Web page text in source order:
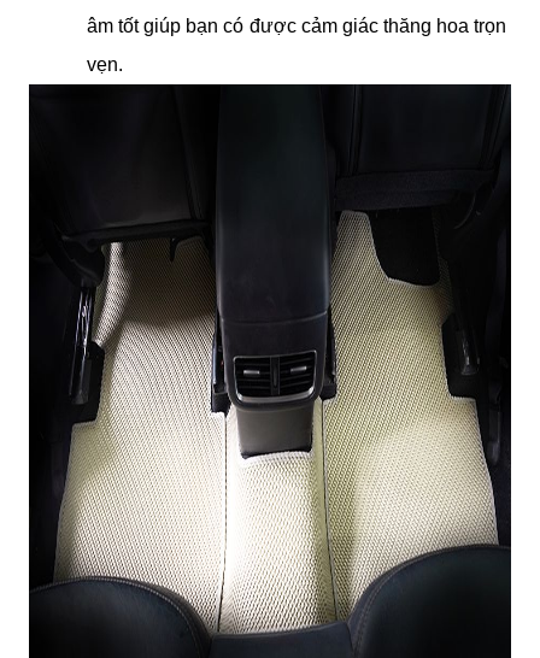
âm tốt giúp bạn có được cảm giác thăng hoa trọn
vẹn.